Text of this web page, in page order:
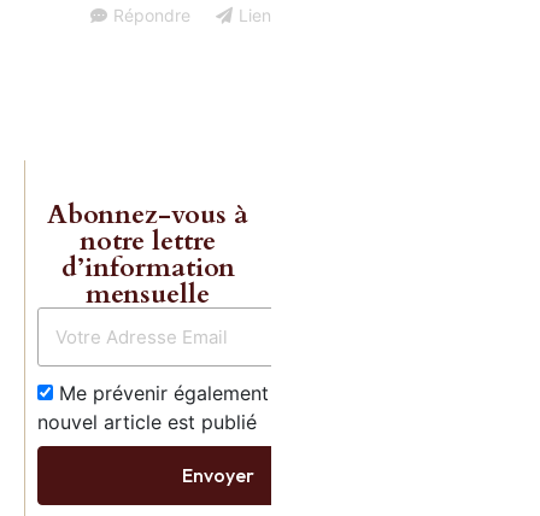
Répondre Lien
Abonnez-vous à
notre lettre
d’information
mensuelle
Me prévenir également dès qu’un
nouvel article est publié
Envoyer